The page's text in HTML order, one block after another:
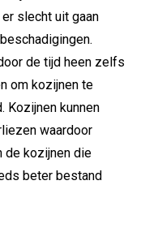
slecht uit gaan
de tijd heen zelfs
om kozijnen te
Kozijnen kunnen
waardoor
de kozijnen die
beter bestand